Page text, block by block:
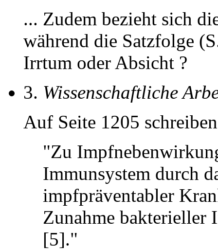
... Zudem bezieht sich
während die Satzfolge
Irrtum oder Absicht ?
3. Wissenschaftliche
Auf Seite 1205
"Zu
Immunsystem durch
impfpräventabler
Zunahme bakterieller
[5]."